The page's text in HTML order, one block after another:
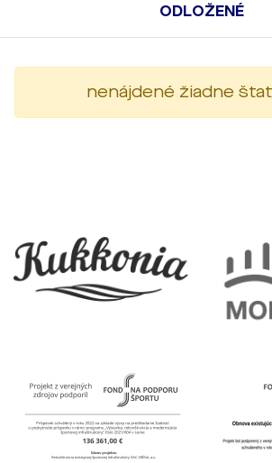
ODLOŽENÉ
nenájdené žiadne